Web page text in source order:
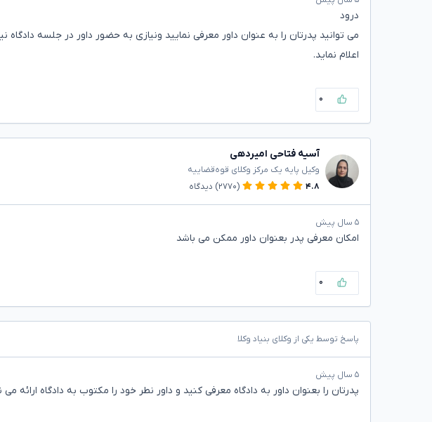
درود
می توانید پدرتان را به عنوان داور معرفی نمایید ونیازی به حضور داور در جلسه
اعلام نماید.
۰
آسیه فتاحی امیردهی
وکیل پایه یک مرکز وکلای قوه‌قضاییه
۴.۸
(۲۷۷۰) دیدگاه
۵ سال پیش
امکان معرفی پدر بعنوان داور ممکن می باشد
۰
پاسخ توسط یکی از وکلای بنیاد وکلا
۵ سال پیش
پدرتان را بعنوان داور به دادگاه معرفی کنید و داور نطر خود را مکتوب به دادگاه ارائه